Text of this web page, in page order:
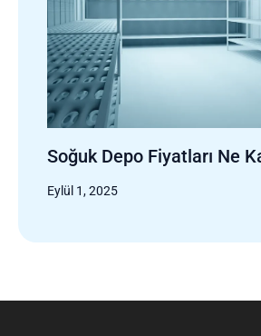
Soğuk Depo Fiyatları Ne
Eylül 1, 2025